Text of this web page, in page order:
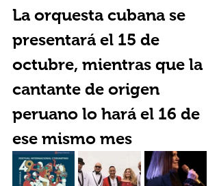
La orquesta cubana se
presentará el 15 de
octubre, mientras que la
cantante de origen
peruano lo hará el 16 de
ese mismo mes